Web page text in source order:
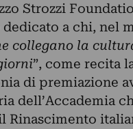
Strozzi
a chi, nel
collegano la
”, come recita
di premiazione
dell’Accademia
Rinascimento